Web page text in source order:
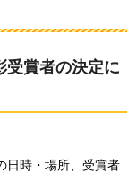
受賞者の決定に
日時・場所、受賞者